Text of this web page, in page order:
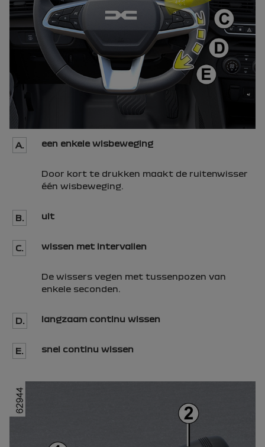
A. een enkele wisbeweging
Door kort te drukken maakt de ruitenwisser
één wisbeweging.
B. uit
C. wissen met intervallen
De wissers vegen met tussenpozen van
enkele seconden.
D. langzaam continu wissen
E. snel continu wissen